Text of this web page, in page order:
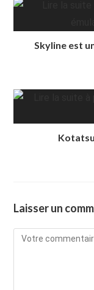
Skyline est
Laisser un
Comment